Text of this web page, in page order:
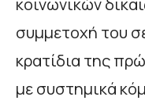
κοινωνικών
συμμετοχή του
κρατίδια της
με συστημικά